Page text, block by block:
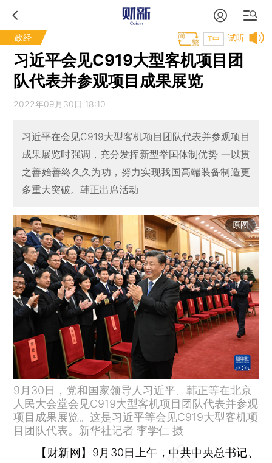
政经 试听
T中
习近平会见C919大型客机项目团
队代表并参观项目成果展览
2022年09月30日 18:10
习近平在会见C919大型客机项目团队代表并参观项目
成果展览时强调，充分发挥新型举国体制优势 一以贯
之善始善终久久为功，努力实现我国高端装备制造更
多重大突破。韩正出席活动
原图
9月30日，党和国家领导人习近平、韩正等在北京
人民大会堂会见C919大型客机项目团队代表并参观
项目成果展览。这是习近平等会见C919大型客机项
目团队代表。新华社记者 李学仁 摄
【财新网】 9月30日上午，中共中央总书记、